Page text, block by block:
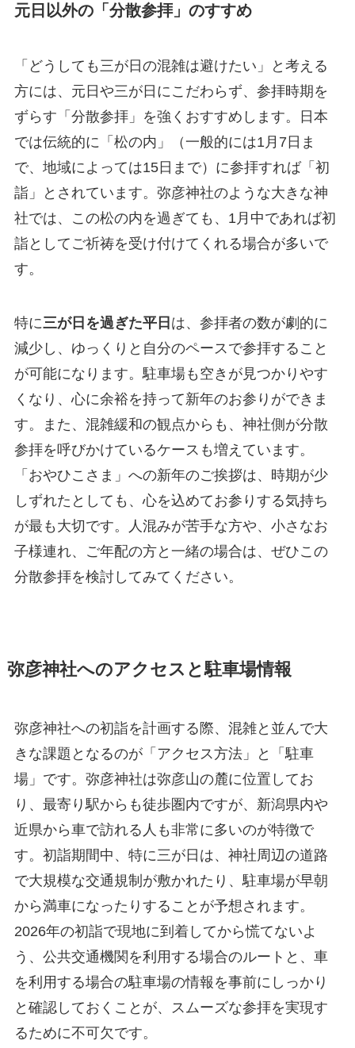
元日以外の「分散参拝」のすすめ
「どうしても三が日の混雑は避けたい」と考える
方には、元日や三が日にこだわらず、参拝時期を
ずらす「分散参拝」を強くおすすめします。日本
では伝統的に「松の内」（一般的には1月7日ま
で、地域によっては15日まで）に参拝すれば「初
詣」とされています。弥彦神社のような大きな神
社では、この松の内を過ぎても、1月中であれば初
詣としてご祈祷を受け付けてくれる場合が多いで
す。
特に三が日を過ぎた平日 は、参拝者の数が劇的に
減少し、ゆっくりと自分のペースで参拝すること
が可能になります。駐車場も空きが見つかりやす
くなり、心に余裕を持って新年のお参りができま
す。また、混雑緩和の観点からも、神社側が分散
参拝を呼びかけているケースも増えています。
「おやひこさま」への新年のご挨拶は、時期が少
しずれたとしても、心を込めてお参りする気持ち
が最も大切です。人混みが苦手な方や、小さなお
子様連れ、ご年配の方と一緒の場合は、ぜひこの
分散参拝を検討してみてください。
弥彦神社へのアクセスと駐車場情報
弥彦神社への初詣を計画する際、混雑と並んで大
きな課題となるのが「アクセス方法」と「駐車
場」です。弥彦神社は弥彦山の麓に位置してお
り、最寄り駅からも徒歩圏内ですが、新潟県内や
近県から車で訪れる人も非常に多いのが特徴で
す。初詣期間中、特に三が日は、神社周辺の道路
で大規模な交通規制が敷かれたり、駐車場が早朝
から満車になったりすることが予想されます。
2026年の初詣で現地に到着してから慌てないよ
う、公共交通機関を利用する場合のルートと、車
を利用する場合の駐車場の情報を事前にしっかり
と確認しておくことが、スムーズな参拝を実現す
るために不可欠です。